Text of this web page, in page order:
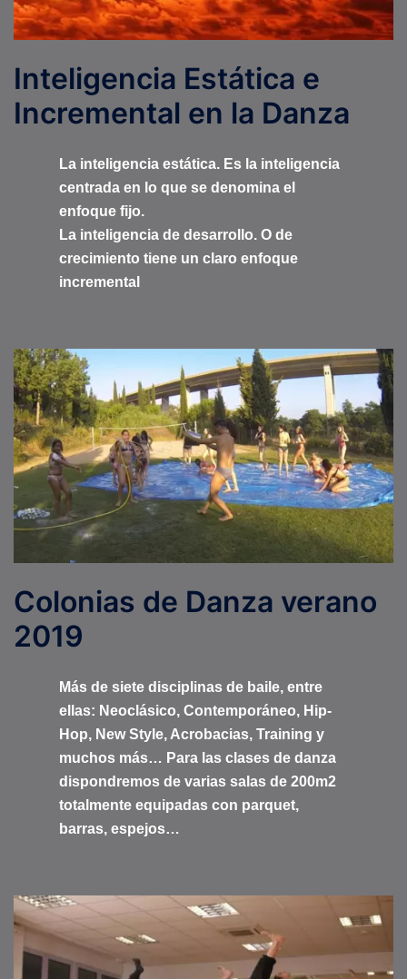
Inteligencia Estática e
Incremental en la Danza
La inteligencia estática. Es la inteligencia
centrada en lo que se denomina el
enfoque fijo.
La inteligencia de desarrollo. O de
crecimiento tiene un claro enfoque
incremental
Colonias de Danza verano
2019
Más de siete disciplinas de baile, entre
ellas: Neoclásico, Contemporáneo, Hip-
Hop, New Style, Acrobacias, Training y
muchos más… Para las clases de danza
dispondremos de varias salas de 200m2
totalmente equipadas con parquet,
barras, espejos…